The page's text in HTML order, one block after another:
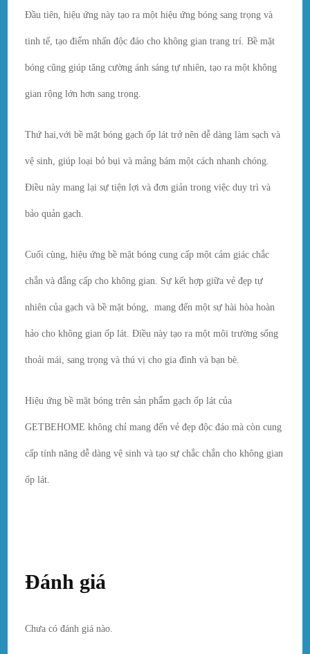
Đầu tiên, hiệu ứng này tạo ra một hiệu ứng bóng sang trọng và
tinh tế, tạo điểm nhấn độc đáo cho không gian trang trí. Bề mặt
bóng cũng giúp tăng cường ánh sáng tự nhiên, tạo ra một không
gian rộng lớn hơn sang trọng.
Thứ hai,với bề mặt bóng gạch ốp lát trở nên dễ dàng làm sạch và
vệ sinh, giúp loại bỏ bụi và mảng bám một cách nhanh chóng.
Điều này mang lại sự tiện lợi và đơn giản trong việc duy trì và
bảo quản gạch.
Cuối cùng, hiệu ứng bề mặt bóng cung cấp một cảm giác chắc
chắn và đẳng cấp cho không gian. Sự kết hợp giữa vẻ đẹp tự
nhiên của gạch và bề mặt bóng, mang đến một sự hài hòa hoàn
hảo cho không gian ốp lát. Điều này tạo ra một môi trường sống
thoải mái, sang trọng và thú vị cho gia đình và bạn bè.
Hiệu ứng bề mặt bóng trên sản phẩm gạch ốp lát của
GETBEHOME không chỉ mang đến vẻ đẹp độc đáo mà còn cung
cấp tính năng dễ dàng vệ sinh và tạo sự chắc chắn cho không gian
ốp lát.
Đánh giá
Chưa có đánh giá nào.